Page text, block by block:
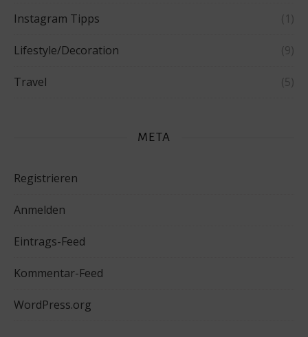
Instagram Tipps (1)
Lifestyle/Decoration (9)
Travel (5)
META
Registrieren
Anmelden
Eintrags-Feed
Kommentar-Feed
WordPress.org